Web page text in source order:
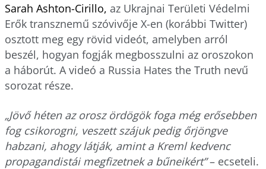
Sarah Ashton-Cirillo, az Ukrajnai Területi Védelmi
Erők transznemű szóvivője X-en (korábbi Twitter)
osztott meg egy rövid videót, amelyben arról
beszél, hogyan fogják megbosszulni az oroszokon
a háborút. A videó a Russia Hates the Truth nevű
sorozat része.
„Jövő héten az orosz ördögök foga még erősebben
fog csikorogni, veszett szájuk pedig őrjöngve
habzani, ahogy látják, amint a Kreml kedvenc
propagandistái megfizetnek a bűneikért”– ecseteli.